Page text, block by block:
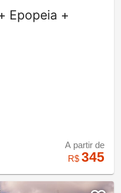
Epopeia +
A partir de
R$ 345